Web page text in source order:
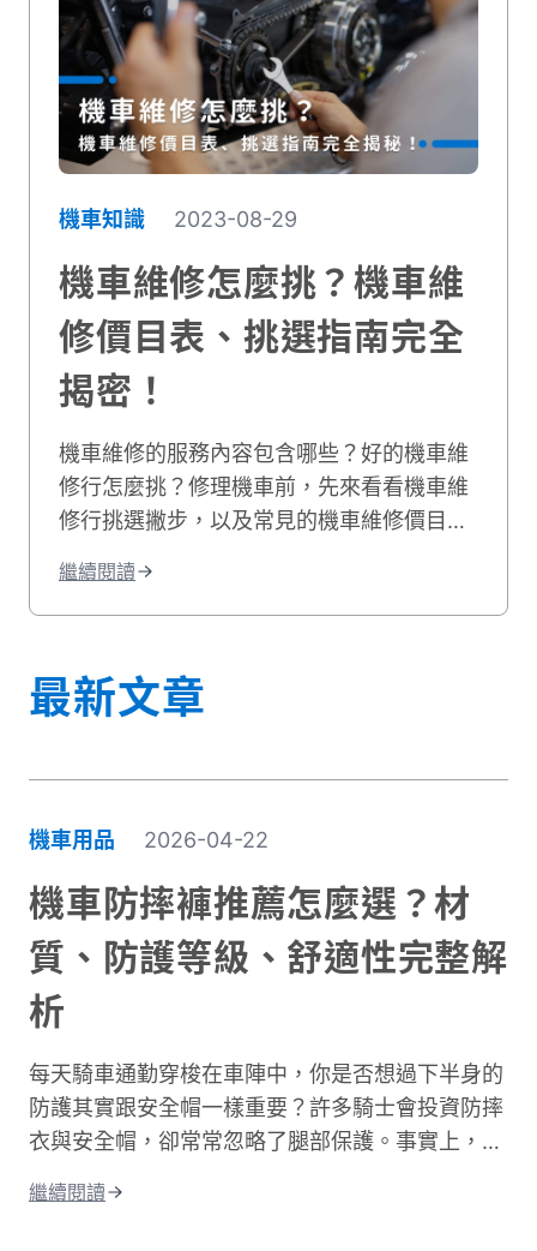
機車知識 2023-08-29
機車維修怎麼挑？機車維
修價目表、挑選指南完全
揭密！
機車維修的服務內容包含哪些？好的機車維
修行怎麼挑？修理機車前，先來看看機車維
修行挑選撇步，以及常見的機車維修價目
你！
繼續閱讀
最新文章
機車用品 2026-04-22
機車防摔褲推薦怎麼選？材
質、防護等級、舒適性完整解
析
每天騎車通勤穿梭在車陣中，你是否想過下半身的
防護其實跟安全帽一樣重要？許多騎士會投資防摔
衣與安全帽，卻常常忽略了腿部保護。事實上，大
據交通部統計，機車事故傷亡中，頭部仍是最高致
繼續閱讀